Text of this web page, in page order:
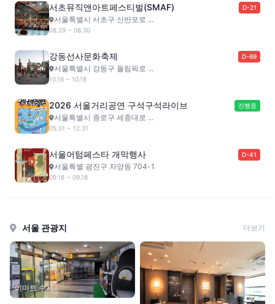
서초뮤직앤아트페스티벌(SMAF) D-21
서울특별시 서초구 신반포로 ...
08.29 ~ 08.30
강동선사문화축제 D-69
서울특별시 강동구 올림픽로 ...
10.16 ~ 10.18
2026 서울거리공연 구석구석라이브 진행중
서울특별시 종로구 세종대로 ...
05.01 ~ 12.31
서울어텀페스타 개막행사 D-41
서울특별 광진구 자양동 704-1
09.18 ~ 09.18
서울 관광지 더보기
이마트 수서